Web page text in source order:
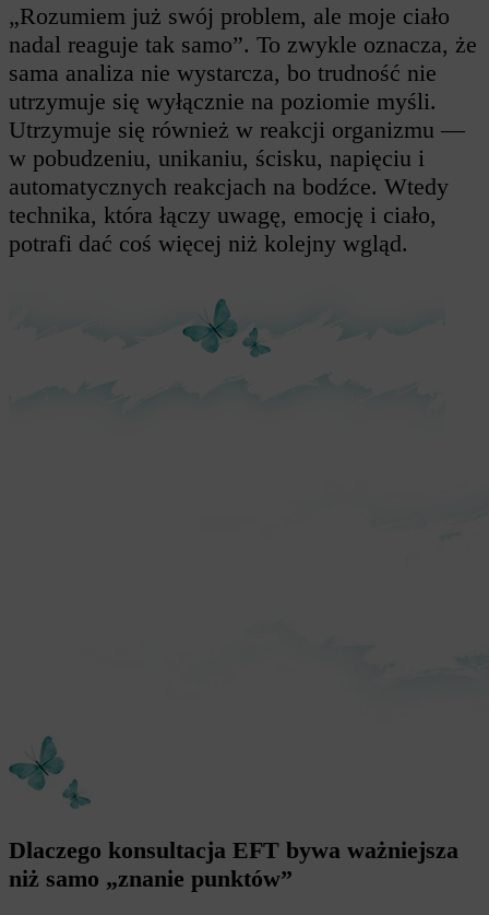
„Rozumiem już swój problem, ale moje ciało
nadal reaguje tak samo”. To zwykle oznacza, że
sama analiza nie wystarcza, bo trudność nie
utrzymuje się wyłącznie na poziomie myśli.
Utrzymuje się również w reakcji organizmu —
w pobudzeniu, unikaniu, ścisku, napięciu i
automatycznych reakcjach na bodźce. Wtedy
technika, która łączy uwagę, emocję i ciało,
potrafi dać coś więcej niż kolejny wgląd.
Dlaczego konsultacja EFT bywa ważniejsza
niż samo „znanie punktów”